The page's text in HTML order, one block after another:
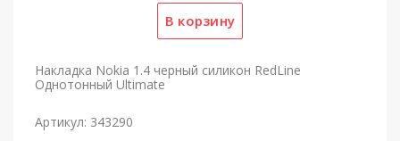
Накладка Nokia 1.4 черный силикон RedLine
Однотонный Ultimate
Артикул: 343290